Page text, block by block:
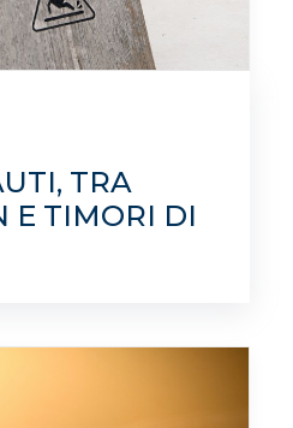
TRA
E TIMORI DI